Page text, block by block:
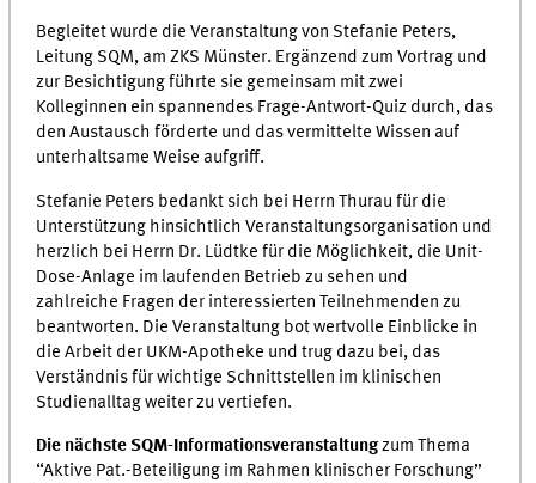
Begleitet wurde die Veranstaltung von Stefanie Peters,
Leitung SQM, am ZKS Münster. Ergänzend zum Vortrag und
zur Besichtigung führte sie gemeinsam mit zwei
Kolleginnen ein spannendes Frage-Antwort-Quiz durch, das
den Austausch förderte und das vermittelte Wissen auf
unterhaltsame Weise aufgriff.
Stefanie Peters bedankt sich bei Herrn Thurau für die
Unterstützung hinsichtlich Veranstaltungsorganisation und
herzlich bei Herrn Dr. Lüdtke für die Möglichkeit, die Unit-
Dose-Anlage im laufenden Betrieb zu sehen und
zahlreiche Fragen der interessierten Teilnehmenden zu
beantworten. Die Veranstaltung bot wertvolle Einblicke in
die Arbeit der UKM-Apotheke und trug dazu bei, das
Verständnis für wichtige Schnittstellen im klinischen
Studienalltag weiter zu vertiefen.
Die nächste SQM-Informationsveranstaltungzum Thema
“Aktive Pat.-Beteiligung im Rahmen klinischer Forschung”